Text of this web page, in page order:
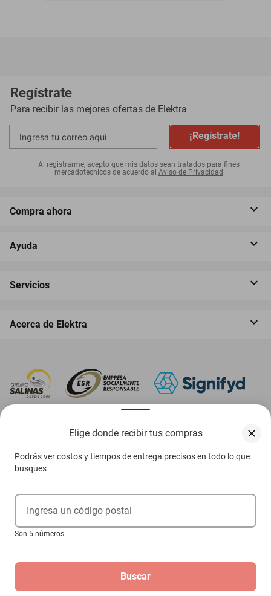
Elige donde recibir tus compras
Podrás ver costos y tiempos de entrega precisos en todo lo que
busques
Ingresa un código postal
Son 5 números.
Buscar
Regístrate
Para recibir las mejores ofertas de Elektra
¡Regístrate!
Al registrarme, acepto que mis datos sean tratados para fines
mercadotécnicos de acuerdo al Aviso de Privacidad
Compra ahora
Ayuda
Servicios
Acerca de Elektra
Ejerce tus derechos ARCO
Condiciones Venta Digital
pueden diferir de las promociones publicadas en tienda.
navegadores